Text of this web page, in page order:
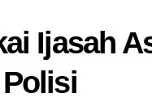
Ijasah